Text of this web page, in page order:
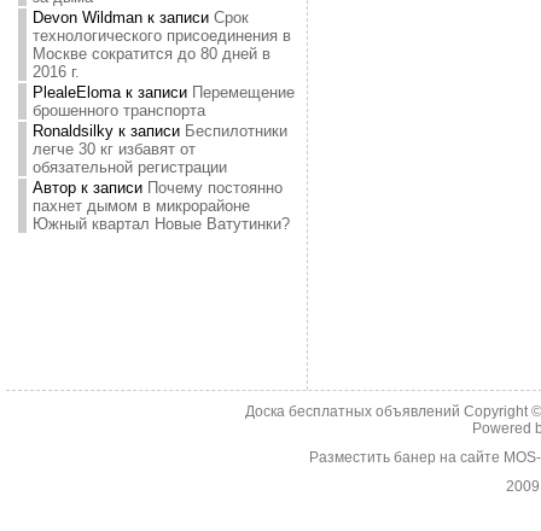
Devon Wildmanк записи Срок
технологического присоединения в
Москве сократится до 80 дней в
2016 г.
PlealeElomaк записи Перемещение
брошенного транспорта
Ronaldsilkyк записи Беспилотники
легче 30 кг избавят от
обязательной регистрации
Авторк записи Почему постоянно
пахнет дымом в микрорайоне
Южный квартал Новые Ватутинки?
Доска бесплатных объявлений Copyright
Powered
Разместить банер на сайте